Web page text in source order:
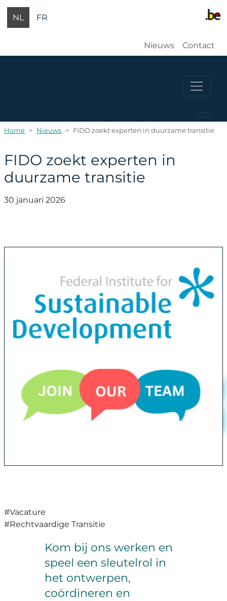
Overslaan en naar de inhoud gaan
NL
FR
Nieuws Contact
Home Nieuws FIDO zoekt experten in duurzame transitie
FIDO zoekt experten in
duurzame transitie
30 januari 2026
#Vacature
#Rechtvaardige Transitie
Kom bij ons werken en
speel een sleutelrol in
het ontwerpen,
coördineren en